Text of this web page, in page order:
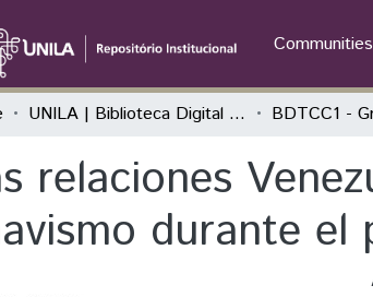
UNILA | Biblioteca Digital de Trabalhos de Conclusão de Curso BDTCC1 -
relaciones
durante el